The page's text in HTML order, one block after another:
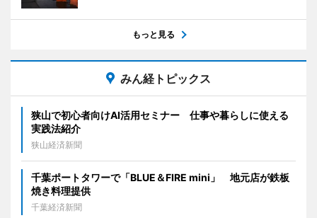
もっと見る
みん経トピックス
狭山で初心者向けAI活用セミナー 仕事や暮らしに使える
実践法紹介
狭山経済新聞
千葉ポートタワーで「BLUE＆FIRE mini」 地元店が鉄板
焼き料理提供
千葉経済新聞